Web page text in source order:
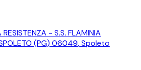
- S.S. FLAMINIA
(PG) 06049,Spoleto